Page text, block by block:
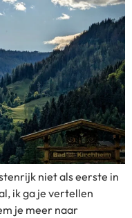
niet als eerste in
ik ga je vertellen
je meer naar